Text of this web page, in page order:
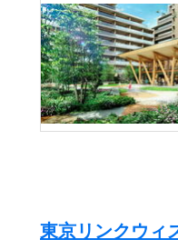
東京リンクウ